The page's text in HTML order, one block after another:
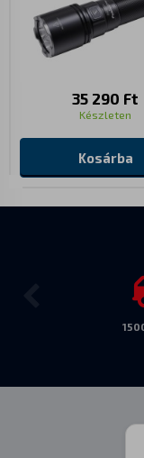
35 290 Ft
Készleten
Kosárba